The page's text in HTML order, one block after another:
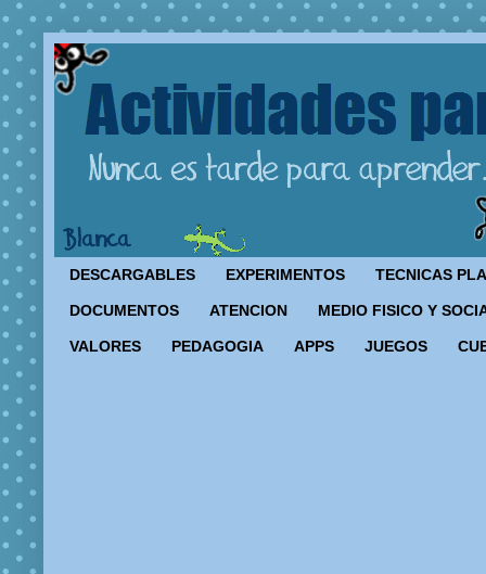
DESCARGABLES EXPERIMENTOS TECNICAS
DOCUMENTOS ATENCION MEDIO FISICO Y
VALORES PEDAGOGIA APPS JUEGOS